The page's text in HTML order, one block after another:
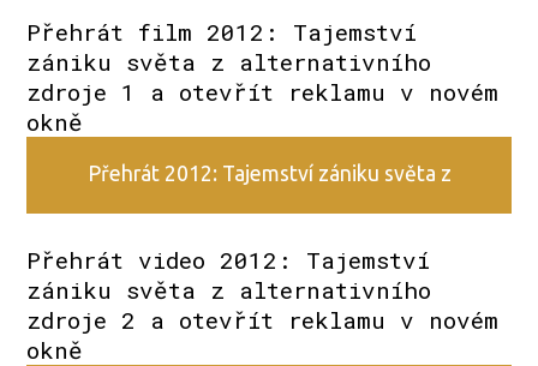
Přehrát film 2012: Tajemství
zániku světa z alternativního
zdroje 1 a otevřít reklamu v novém
okně
Přehrát 2012: Tajemství zániku světa z
Přehrát video 2012: Tajemství
zániku světa z alternativního
zdroje 2 a otevřít reklamu v novém
okně